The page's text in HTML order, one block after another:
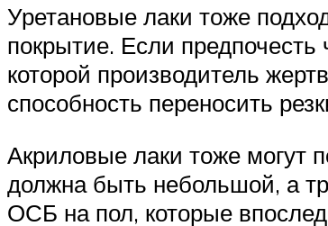
Уретановые лаки тоже
покрытие. Если предпочесть
которой производитель
способность переносить
Акриловые лаки тоже могут
должна быть небольшой, а
ОСБ на пол, которые